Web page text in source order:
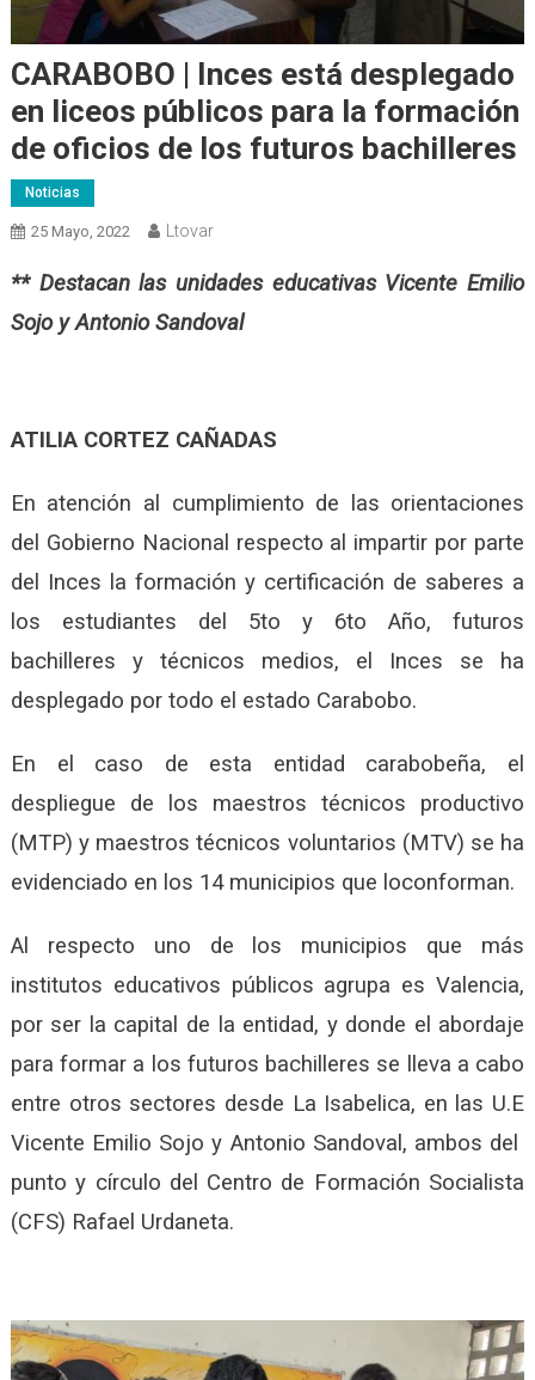
CARABOBO | Inces está desplegado
en liceos públicos para la formación
de oficios de los futuros bachilleres
Noticias
25 Mayo, 2022 Ltovar
** Destacan las unidades educativas Vicente Emilio
Sojo y Antonio Sandoval
ATILIA CORTEZ CAÑADAS
En atención al cumplimiento de las orientaciones
del Gobierno Nacional respecto al impartir por parte
del Inces la formación y certificación de saberes a
los estudiantes del 5to y 6to Año, futuros
bachilleres y técnicos medios, el Inces se ha
desplegado por todo el estado Carabobo.
En el caso de esta entidad carabobeña, el
despliegue de los maestros técnicos productivo
(MTP) y maestros técnicos voluntarios (MTV) se ha
evidenciado en los 14 municipios que loconforman.
Al respecto uno de los municipios que más
institutos educativos públicos agrupa es Valencia,
por ser la capital de la entidad, y donde el abordaje
para formar a los futuros bachilleres se lleva a cabo
entre otros sectores desde La Isabelica, en las U.E
Vicente Emilio Sojo y Antonio Sandoval, ambos del
punto y círculo del Centro de Formación Socialista
(CFS) Rafael Urdaneta.